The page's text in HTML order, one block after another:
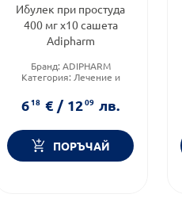
Ибулек при простуда
400 мг x10 сашета
Adipharm
Бранд: ADIPHARM
Категория: Лечение и
Форма на продукта:
618 € / 1209 лв.
ПОРЪЧАЙ